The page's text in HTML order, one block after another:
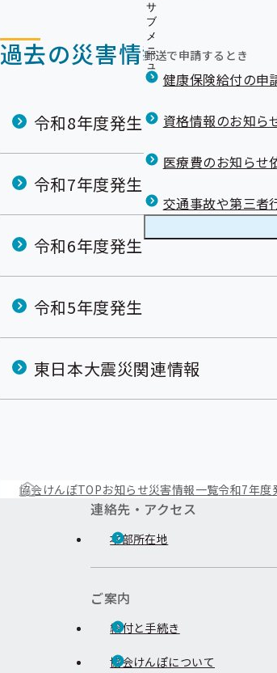
サ
ブ
メ
ニ
ュ
ー
郵送で申請するとき
健康保険給付の申
資格情報のお知ら
医療費のお知らせ
交通事故や第三者
過去の災害情報一覧
令和8年度発生
令和7年度発生
令和6年度発生
令和5年度発生
東日本大震災関連情報
協会けんぽTOPお知らせ災害情報一覧令和7年度
連絡先・アクセス
本部所在地
ご案内
給付と手続き
協会けんぽについて